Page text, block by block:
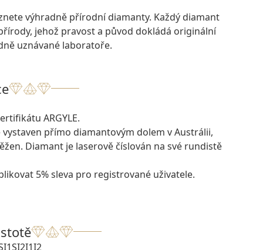
výhradně přírodní diamanty. Každý diamant
jehož pravost a původ dokládá originální
uznávané laboratoře.
ARGYLE.
vystaven přímo diamantovým dolem v Austrálii,
Diamant je laserově číslován na své rundistě
5% sleva pro registrované uživatele.
SI2I1I2